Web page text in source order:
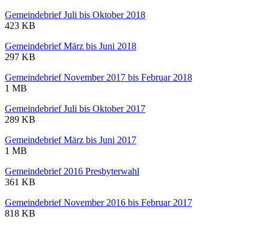
Gemeindebrief Juli bis Oktober 2018
423 KB
Gemeindebrief März bis Juni 2018
297 KB
Gemeindebrief November 2017 bis Februar 2018
1 MB
Gemeindebrief Juli bis Oktober 2017
289 KB
Gemeindebrief März bis Juni 2017
1 MB
Gemeindebrief 2016 Presbyterwahl
361 KB
Gemeindebrief November 2016 bis Februar 2017
818 KB